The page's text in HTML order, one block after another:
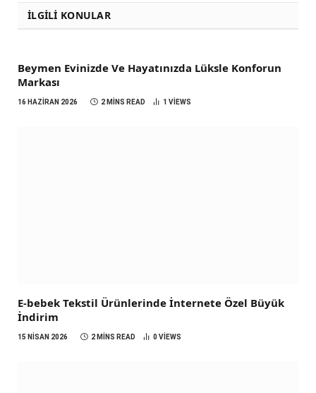
İLGILI KONULAR
Beymen Evinizde Ve Hayatınızda Lüksle Konforun
Markası
16 HAZIRAN 2026 2 MINS READ 1 VIEWS
E-bebek Tekstil Ürünlerinde İnternete Özel Büyük
İndirim
15 NISAN 2026 2 MINS READ 0 VIEWS